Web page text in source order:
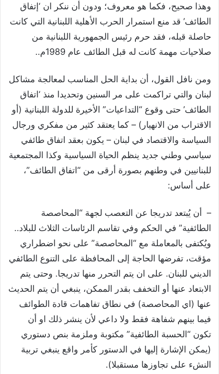
وهذا صحيح، فكما هو معروف؛ ودون أن ننكر ان ‘إتفاق
الطائف’ قد منع استمرار الحرب الأهلية اللبنانية التي كانت
حاصلة قبله، فقد حرم رئيس الجمهورية اللبنانية من
صلاحيات مهمة كانت له قبل الطائف عام 1989م..
ومن نافل القول، أن بداية الحل المناسب لمعالجة مشاكل
لبنان والتي تراكمت على مر السنين وتحديدا منذ ‘اتفاق
الطائف’ حتى وقوع “التداعيات” الأخيرة للدولة اللبنانية (أو
الاقتراب من الانهيار) – كما يعتقد كثير من مفكري ورجال
السياسة والاقتصاد في لبنان – يكون بعقد اتفاق طائفي
سياسي وطني جديد ينظم الحياة السياسية وكذا المجتمعية
للبنانيين في وطنهم بصورة أرقى من “اتفاق الطائف”،
على أساس:
– أن يُبتعد تدريجا عن التعصب لجهة “المحاصصة
الطائفية” في الحكم وفي تقاسم الرئاسات الثلاث للبلاد..
ويُكتفى بالمعاملة مع “المحاصصة” على نحو اضطراري
مؤقت، تفرضها الحاجة إلى المحافظة على التنوع الطائفي
الديني للبنان. على ان يتم التحرر منها تدريجا. وحتى يتم
الابتعاد عنها أو التخفف بقدر الممكن، ينبغي أن يتم الحديث
عنها (اي المحاصصة) في نطاق تفاهمات قادة الطوائف
فيما بينهم شفاهة فقط ولا داعي لأن ينشر ذلك او أن
تكون “الحسبة الطائفية” مكتوبة وملزمة بنص دستوري
(يمكن الإشارة إليها في الدستور كأمر واقع ينبغي تربية
النشء على تجاوزها مستقبلا).